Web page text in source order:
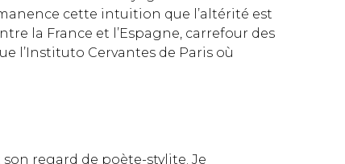
cette intuition que l’altérité est
la France et l’Espagne, carrefour des
l’Instituto Cervantes de Paris où
regard de poète-stylite. Je